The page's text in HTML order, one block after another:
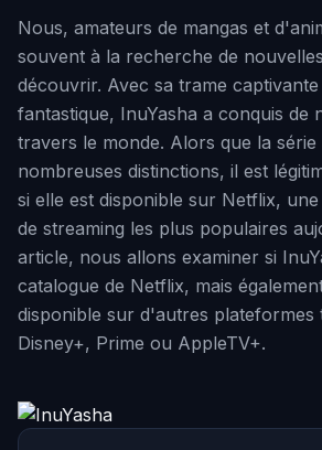
Nous, amateurs de mangas et
souvent à la recherche de
découvrir. Avec sa trame
fantastique, InuYasha a conquis de
travers le monde. Alors que la série
nombreuses distinctions, il est
si elle est disponible sur Netflix,
de streaming les plus populaires
article, nous allons examiner si
catalogue de Netflix, mais
disponible sur d'autres plateformes
Disney+, Prime ou AppleTV+.